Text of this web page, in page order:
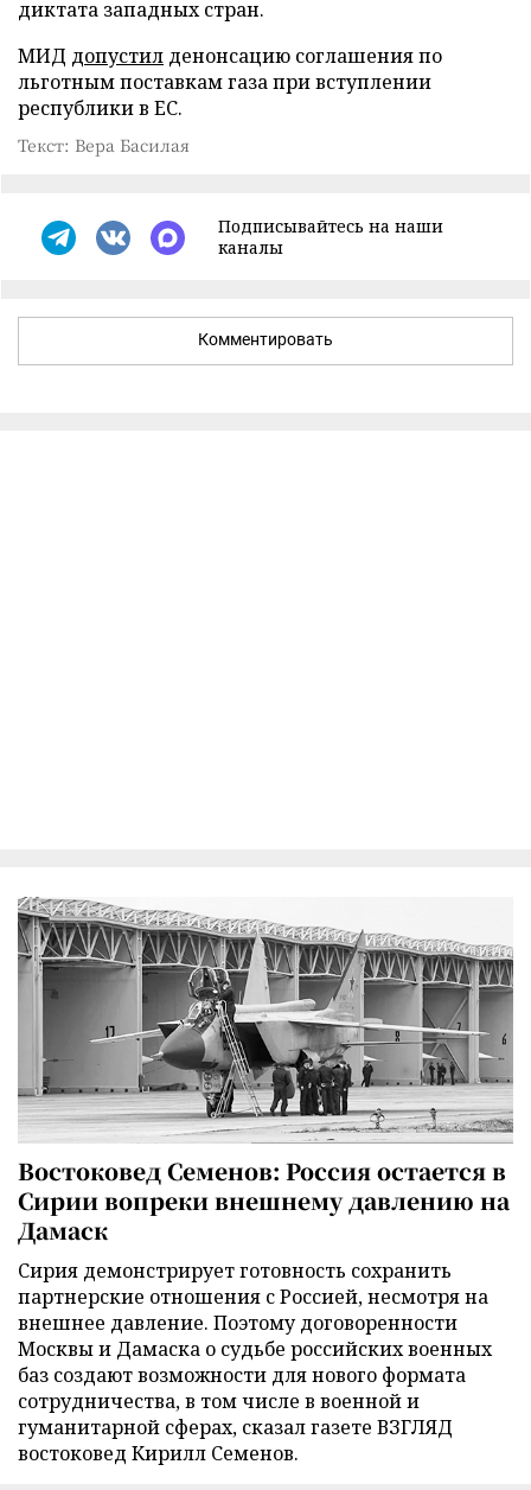
диктата западных стран.
МИД допустил денонсацию соглашения по
льготным поставкам газа при вступлении
республики в ЕС.
Текст: Вера Басилая
Подписывайтесь на наши
каналы
Комментировать
Востоковед Семенов: Россия остается в
Сирии вопреки внешнему давлению на
Дамаск
Сирия демонстрирует готовность сохранить
партнерские отношения с Россией, несмотря на
внешнее давление. Поэтому договоренности
Москвы и Дамаска о судьбе российских военных
баз создают возможности для нового формата
сотрудничества, в том числе в военной и
гуманитарной сферах, сказал газете ВЗГЛЯД
востоковед Кирилл Семенов.